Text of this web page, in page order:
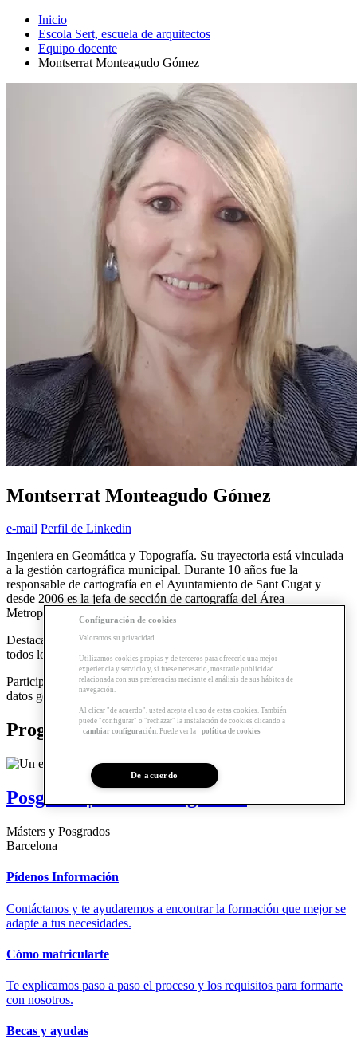
Inicio
Escola Sert, escuela de arquitectos
Equipo docente
Montserrat Monteagudo Gómez
Montserrat Monteagudo Gómez
e-mail Perfil de Linkedin
Ingeniera en Geomática y Topografía. Su trayectoria está vinculada
a la gestión cartográfica municipal. Durante 10 años fue la
responsable de cartografía en el Ayuntamiento de Sant Cugat y
desde 2006 es la jefa de sección de cartografía del Área
Metropolitana de Barcelona.
Destaca por su visión innovadora y para acercar la cartografía a
todos los sectores profesionales.
Participa en diferentes comisiones para mejorar la calidad de los
datos geográficos y su interoperabilidad.
Programas relacionados
Posgrado | BIM Management
Másters y Posgrados
Barcelona
Pídenos Información
Contáctanos y te ayudaremos a encontrar la formación que mejor se
adapte a tus necesidades.
Cómo matricularte
Te explicamos paso a paso el proceso y los requisitos para formarte
con nosotros.
Becas y ayudas
Configuración de cookies
Valoramos su privacidad
Utilizamos cookies propias y de terceros para ofrecerle una mejor
experiencia y servicio y, si fuese necesario, mostrarle publicidad
relacionada con sus preferencias mediante el análisis de sus hábitos de
navegación.
Al clicar "de acuerdo", usted acepta el uso de estas cookies. También
puede "configurar" o "rechazar" la instalación de cookies clicando a
cambiar configuración. Puede ver la política de cookies
De acuerdo